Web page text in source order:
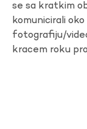
se sa kratkim
komunicirali
fotografiju/
kracem roku